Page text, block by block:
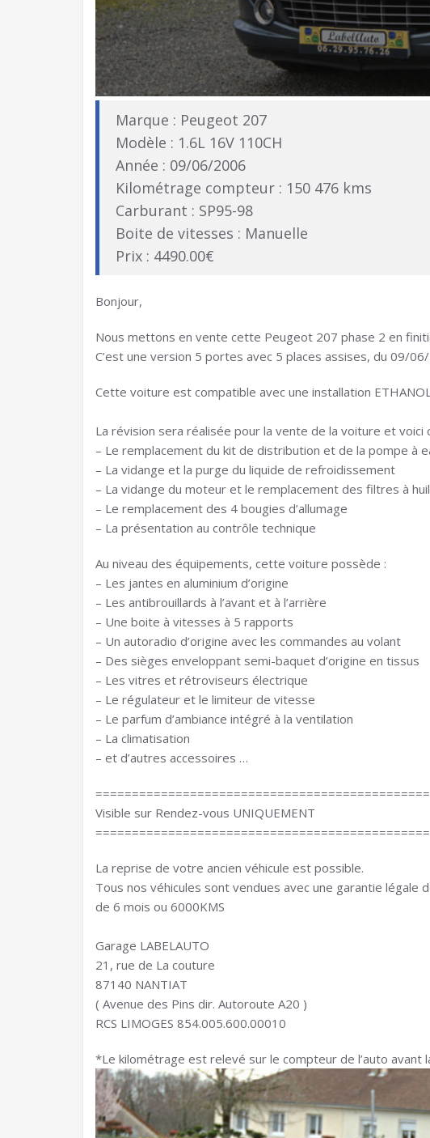
Marque : Peugeot 207
Modèle : 1.6L 16V 110CH
Année : 09/06/2006
Kilométrage compteur : 150 476 kms
Carburant : SP95-98
Boite de vitesses : Manuelle
Prix : 4490.00€
Bonjour,
Nous mettons en vente cette Peugeot 207 phase 2 en
C’est une version 5 portes avec 5 places assises, du 09/
Cette voiture est compatible avec une installation
La révision sera réalisée pour la vente de la voiture et voici
– Le remplacement du kit de distribution et de la pompe à
– La vidange et la purge du liquide de refroidissement
– La vidange du moteur et le remplacement des filtres à
– Le remplacement des 4 bougies d’allumage
– La présentation au contrôle technique
Au niveau des équipements, cette voiture possède :
– Les jantes en aluminium d’origine
– Les antibrouillards à l’avant et à l’arrière
– Une boite à vitesses à 5 rapports
– Un autoradio d’origine avec les commandes au volant
– Des sièges enveloppant semi-baquet d’origine en tissus
– Les vitres et rétroviseurs électrique
– Le régulateur et le limiteur de vitesse
– Le parfum d’ambiance intégré à la ventilation
– La climatisation
– et d’autres accessoires …
Visible sur Rendez-vous UNIQUEMENT
La reprise de votre ancien véhicule est possible.
Tous nos véhicules sont vendues avec une garantie légale
de 6 mois ou 6000KMS
Garage LABELAUTO
21, rue de La couture
87140 NANTIAT
( Avenue des Pins dir. Autoroute A20 )
RCS LIMOGES 854.005.600.00010
*Le kilométrage est relevé sur le compteur de l’auto